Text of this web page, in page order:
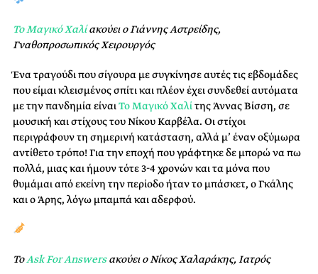
Το Μαγικό Χαλίακούει ο Γιάννης Αστρείδης,
Γναθοπροσωπικός Χειρουργός
Ένα τραγούδι που σίγουρα με συγκίνησε αυτές τις εβδομάδες
που είμαι κλεισμένος σπίτι και πλέον έχει συνδεθεί αυτόματα
με την πανδημία είναιΤο Μαγικό Χαλίτης Άννας Βίσση, σε
μουσική και στίχους του Νίκου Καρβέλα. Οι στίχοι
περιγράφουν τη σημερινή κατάσταση, αλλά μ’ έναν οξύμωρα
αντίθετο τρόπο! Για την εποχή που γράφτηκε δε μπορώ να πω
πολλά, μιας και ήμουν τότε 3-4 χρονών και τα μόνα που
θυμάμαι από εκείνη την περίοδο ήταν το μπάσκετ, ο Γκάλης
και ο Άρης, λόγω μπαμπά και αδερφού.
ΤοAsk For Answersακούει ο Νίκος Χαλαράκης, Ιατρός